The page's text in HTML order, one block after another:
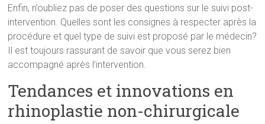
Enfin, n’oubliez pas de poser des questions sur le suivi post-
intervention. Quelles sont les consignes à respecter après la
procédure et quel type de suivi est proposé par le médecin?
Il est toujours rassurant de savoir que vous serez bien
accompagné après l’intervention.
Tendances et innovations en
rhinoplastie non-chirurgicale